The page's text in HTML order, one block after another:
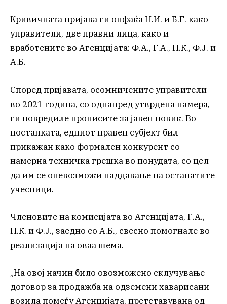
Кривичната пријава ги опфаќа Н.И. и Б.Г. како
управители, две правни лица, како и
вработените во Агенцијата: Ф.А., Г.А., П.К., Ф.Ј. и
А.Б.
Според пријавата, осомничените управители
во 2021 година, со однапред утврдена намера,
ги повредиле прописите за јавен повик. Во
постапката, едниот правен субјект бил
прикажан како формален конкурент со
намерна техничка грешка во понудата, со цел
да им се оневозможи наддавање на останатите
учесници.
Членовите на комисијата во Агенцијата, Г.А.,
П.К. и Ф.Ј., заедно со А.Б., свесно помогнале во
реализација на оваа шема.
„На овој начин било овозможено склучување
договор за продажба на одземени хаварисани
возила помеѓу Агенцијата, претставувана од